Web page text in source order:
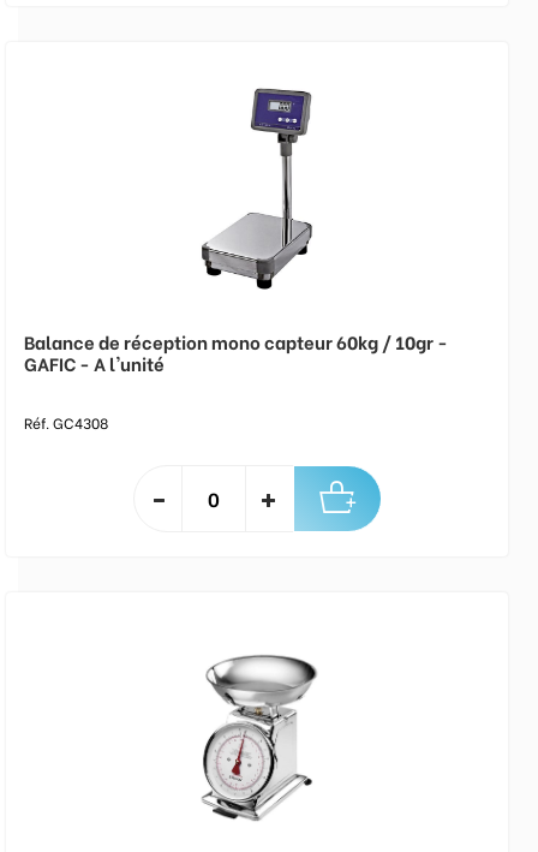
Balance de réception mono capteur 60kg / 10gr -
GAFIC - A l'unité
Réf. GC4308